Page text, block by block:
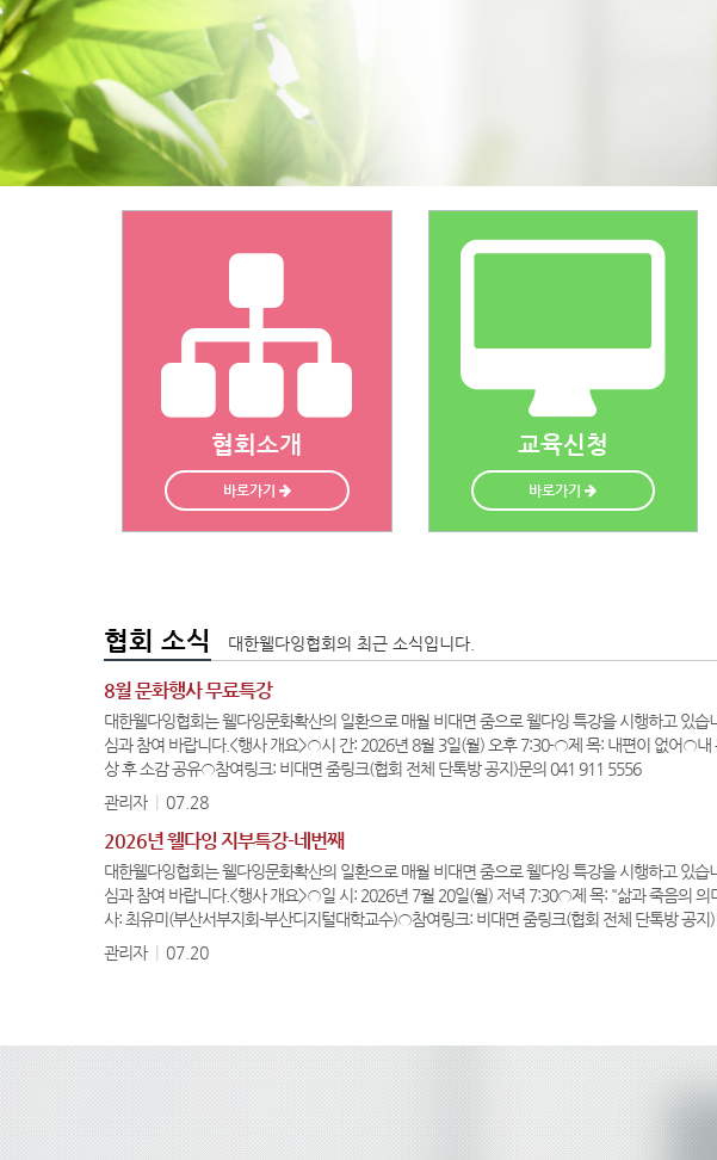
협회소개
바로가기
교육신청
바로가기
협회 소식 대한웰다잉협회의 최근 소식입니다.
8월 문화행사 무료특강
대한웰다잉협회는 웰다잉문화확산의 일환으로 매월 비대면 줌으로 웰다잉 특강을 시행하고 있습
심과 참여 바랍니다.<행사 개요>○시 간: 2026년 8월 3일(월) 오후 7:30-○제 목: 내편이 없어○내
상 후 소감 공유○참여링크: 비대면 줌링크(협회 전체 단톡방 공지)문의 041 911 5556
관리자
07.28
2026년 웰다잉 지부특강-네번째
대한웰다잉협회는 웰다잉문화확산의 일환으로 매월 비대면 줌으로 웰다잉 특강을 시행하고 있습
심과 참여 바랍니다.<행사 개요>○일 시: 2026년 7월 20일(월) 저녁 7:30○제 목: "삶과 죽음의
사: 최유미(부산서부지회-부산디지털대학교수)○참여링크: 비대면 줌링크(협회 전체 단톡방 공
필기도구, 종이…
관리자 07.20